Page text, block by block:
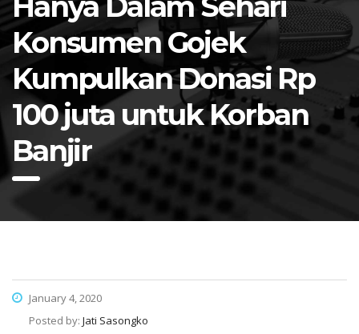
Konsumen Gojek
Kumpulkan Donasi Rp
100 juta untuk Korban
Banjir
January 4, 2020
Posted by: Jati Sasongko